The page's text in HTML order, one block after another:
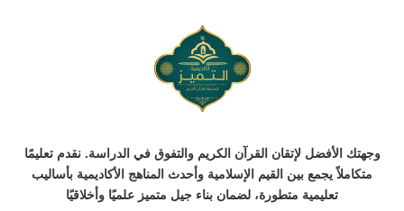
وجهتك الأفضل لإتقان القرآن الكريم والتفوق في الدراسة. نقدم تعليمًا
متكاملاً يجمع بين القيم الإسلامية وأحدث المناهج الأكاديمية بأساليب
تعليمية متطورة، لضمان بناء جيل متميز علميًا وأخلاقيًا